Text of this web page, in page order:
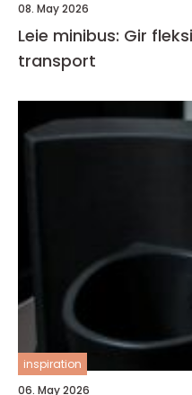
08. May 2026
Leie minibus: Gir
transport
inspiration
06. May 2026